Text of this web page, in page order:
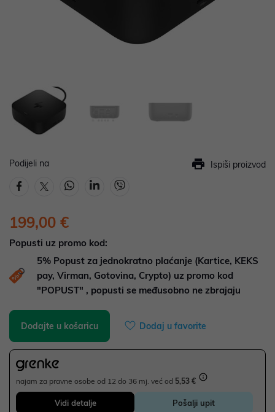
Podijeli na Ispiši proizvod
199,00 €
Popusti uz promo kod:
5% Popust za jednokratno plaćanje (Kartice, KEKS
pay, Virman, Gotovina, Crypto) uz promo kod
"POPUST" , popusti se međusobno ne zbrajaju
Dodajte u košaricu Dodaj u favorite
najam za pravne osobe od 12 do 36 mj. već od 5,53 €
Vidi detalje Pošalji upit